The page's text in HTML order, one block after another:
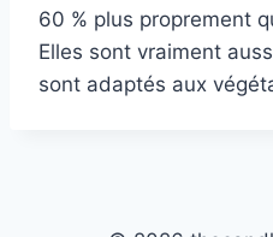
60 % plus proprement
Elles sont vraiment
sont adaptés aux